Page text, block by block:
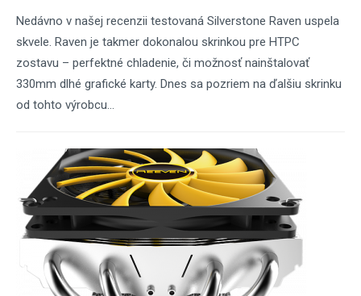
Nedávno v našej recenzii testovaná Silverstone Raven uspela
skvele. Raven je takmer dokonalou skrinkou pre HTPC
zostavu – perfektné chladenie, či možnosť nainštalovať
330mm dlhé grafické karty. Dnes sa pozriem na ďalšiu skrinku
od tohto výrobcu...